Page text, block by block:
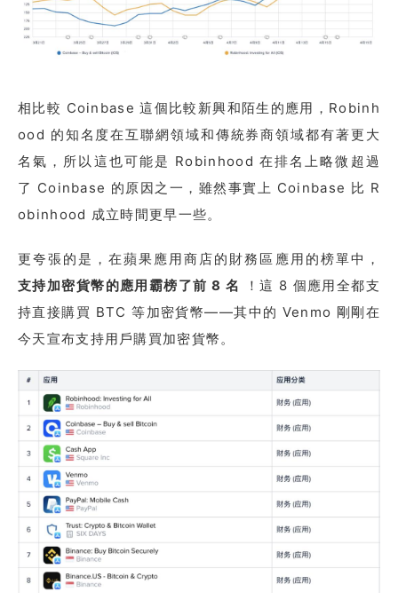
相比較 Coinbase 這個比較新興和陌生的應用，Robinh
ood 的知名度在互聯網領域和傳統券商領域都有著更大
名氣，所以這也可能是 Robinhood 在排名上略微超過
了 Coinbase 的原因之一，雖然事實上 Coinbase 比 R
obinhood 成立時間更早一些。
更夸張的是，在蘋果應用商店的財務區應用的榜單中，
支持加密貨幣的應用霸榜了前 8 名
！這 8 個應用全都支
持直接購買 BTC 等加密貨幣——其中的 Venmo 剛剛在
今天宣布支持用戶購買加密貨幣。